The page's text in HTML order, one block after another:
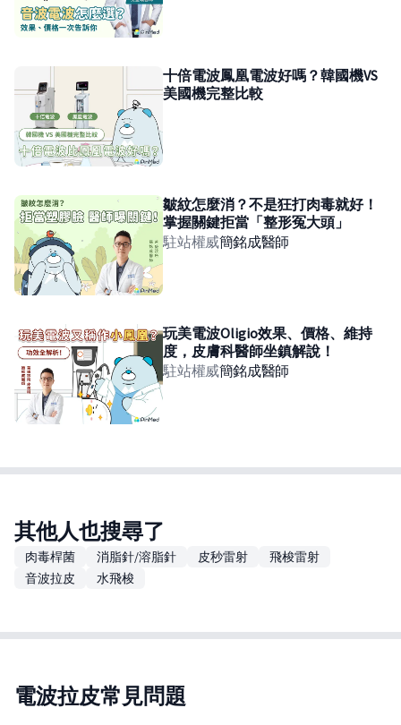
十倍電波鳳凰電波好嗎？韓國機VS
美國機完整比較
皺紋怎麼消？不是狂打肉毒就好！
掌握關鍵拒當「整形冤大頭」
駐站權威簡銘成醫師
玩美電波Oligio效果、價格、維持
度，皮膚科醫師坐鎮解說！
駐站權威簡銘成醫師
其他人也搜尋了
肉毒桿菌 消脂針/溶脂針 皮秒雷射
飛梭雷射
音波拉皮
水飛梭
電波拉皮常見問題